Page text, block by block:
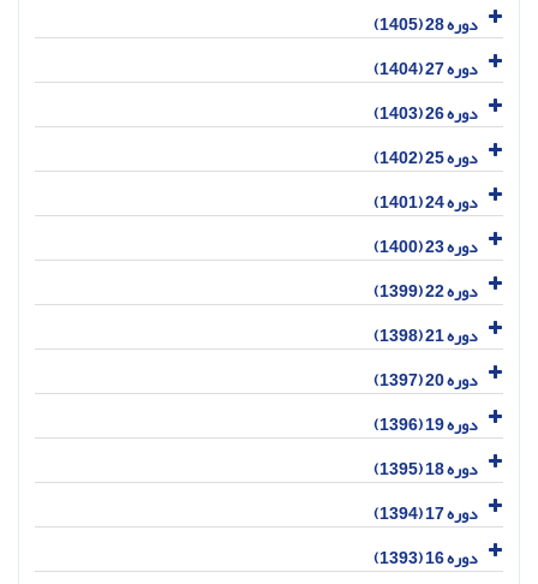
دوره 28 (1405)
دوره 27 (1404)
دوره 26 (1403)
دوره 25 (1402)
دوره 24 (1401)
دوره 23 (1400)
دوره 22 (1399)
دوره 21 (1398)
دوره 20 (1397)
دوره 19 (1396)
دوره 18 (1395)
دوره 17 (1394)
دوره 16 (1393)